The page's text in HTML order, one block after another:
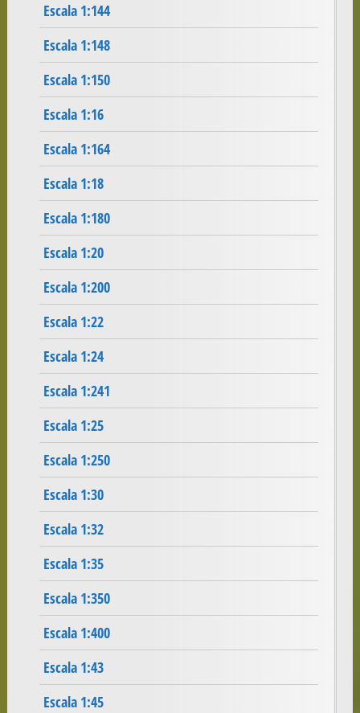
Escala 1:144
Escala 1:148
Escala 1:150
Escala 1:16
Escala 1:164
Escala 1:18
Escala 1:180
Escala 1:20
Escala 1:200
Escala 1:22
Escala 1:24
Escala 1:241
Escala 1:25
Escala 1:250
Escala 1:30
Escala 1:32
Escala 1:35
Escala 1:350
Escala 1:400
Escala 1:43
Escala 1:45